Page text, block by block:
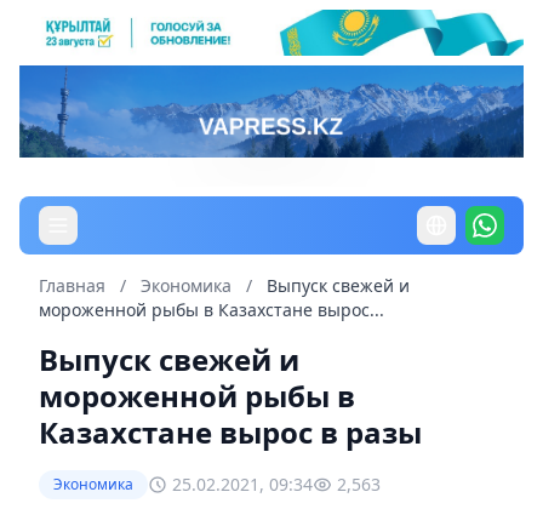
Главная / Экономика /
Выпуск свежей и
мороженной рыбы в Казахстане вырос...
Выпуск свежей и
мороженной рыбы в
Казахстане вырос в разы
Экономика 25.02.2021, 09:34 2,563